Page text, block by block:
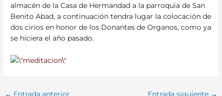
almacén de la Casa de Hermandad a la parroquia de San
Benito Abad, a continuación tendra lugar la colocación de
dos cirios en honor de los Donantes de Organos, como ya
se hiciera el año pasado.
← Entrada anterior Entrada siguiente →